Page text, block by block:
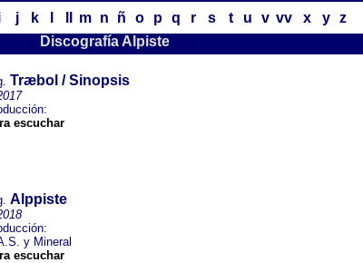
Discografía Alpiste
j k m n ñ o p q r s t u v vv x y z
Træbol / Sinopsis
escuchar
Alppiste
y Mineral
escuchar